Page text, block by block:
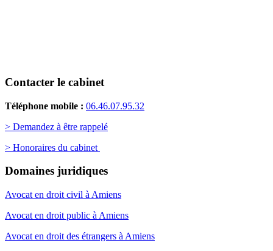
Contacter le cabinet
Téléphone mobile : 06.46.07.95.32
> Demandez à être rappelé
> Honoraires du cabinet
Domaines juridiques
Avocat en droit civil à Amiens
Avocat en droit public à Amiens
Avocat en droit des étrangers à Amiens